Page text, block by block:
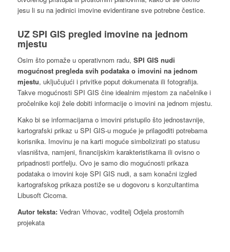
jesu li su na jedinici imovine evidentirane sve potrebne čestice.
UZ SPI GIS pregled imovine na jednom
mjestu
Osim što pomaže u operativnom radu, SPI GIS nudi
mogućnost pregleda svih podataka o imovini na jednom
mjestu, uključujući i privitke poput dokumenata ili fotografija.
Takve mogućnosti SPI GIS čine idealnim mjestom za načelnike i
pročelnike koji žele dobiti informacije o imovini na jednom mjestu.
Kako bi se informacijama o imovini pristupilo što jednostavnije,
kartografski prikaz u SPI GIS-u moguće je prilagoditi potrebama
korisnika. Imovinu je na karti moguće simbolizirati po statusu
vlasništva, namjeni, financijskim karakteristikama ili ovisno o
pripadnosti portfelju. Ovo je samo dio mogućnosti prikaza
podataka o imovini koje SPI GIS nudi, a sam konačni izgled
kartografskog prikaza postiže se u dogovoru s konzultantima
Libusoft Cicoma.
Autor teksta:Vedran Vrhovac, voditelj Odjela prostornih
projekata